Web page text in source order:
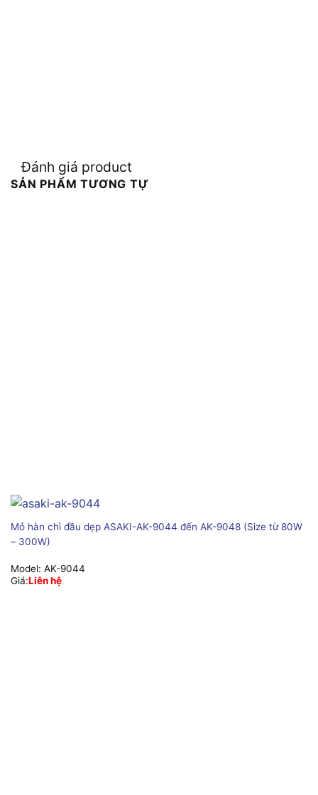
Đánh giá product
SẢN PHẨM TƯƠNG TỰ
Mỏ hàn chì đầu dẹp ASAKI-AK-9044 đến AK-9048 (Size từ 80W
– 300W)
Model: AK-9044
Giá:Liên hệ